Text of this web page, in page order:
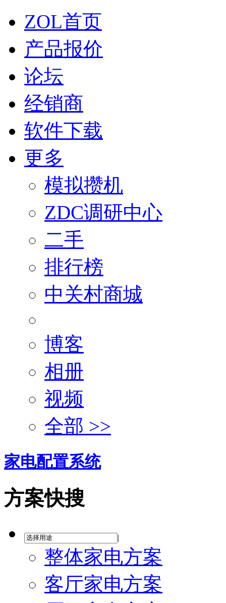
ZOL首页
产品报价
论坛
经销商
软件下载
更多
模拟攒机
ZDC调研中心
二手
排行榜
中关村商城
博客
相册
视频
全部 >>
家电配置系统
方案快搜
|
整体家电方案
客厅家电方案